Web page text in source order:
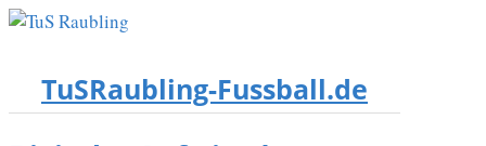
TuSRaubling-Fussball.de